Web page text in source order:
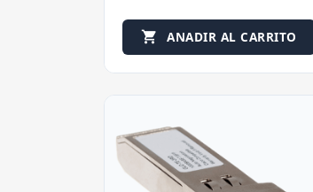
 ANADIR AL CARRITO